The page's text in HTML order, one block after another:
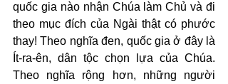
quốc gia nào nhận Chúa làm Chủ và đi
theo mục đích của Ngài thật có phước
thay! Theo nghĩa đen, quốc gia ở đây là
Ít-ra-ên, dân tộc chọn lựa của Chúa.
Theo nghĩa rộng hơn, những người